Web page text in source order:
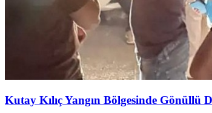
Kutay Kılıç Yangın Bölgesinde Gönüllü